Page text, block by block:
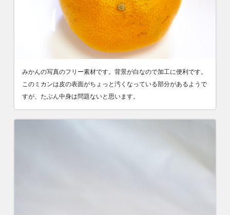
みかんの写真のフリー素材です。背景が白なので加工に便利です。
このミカンは皮の表面がちょっと汚くなっている部分があるようで
すが、たぶん中身は問題ないと思います。